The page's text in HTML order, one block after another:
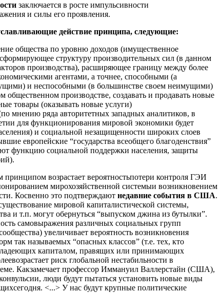
заключается в росте импульсивности
и силы его проявления.
действие принципа, следующие:
общества по уровню доходов (имущественное
структуру производительных сил (в данном
производства), расширяющее границу между более
агентами, а точнее, способными (а
и неспособными (в большинстве своем неимущими)
общественном производстве, создавать и продавать новые
товары (оказывать новые услуги)
мнению ряда авторитетных западных аналитиков, в
для функционирования мировой экономики будет
и социальной незащищенности широких слоев
европейские “государства всеобщего благоденствия”
функцию социальной поддержки населения, защиты
принципом возрастает вероятностьпотери контроля ГЭИ
мирохозяйственной системыи возникновением
Косвенно это подтверждают недавние события в США.
мировой капиталистической системы,
и т.п. могут обернуться “выпуском джина из бутылки”.
самовыражения различных социальных групп
увеличивает вероятность возникновения
так называемых “опасных классов” (т.е. тех, кто
капиталом, правящих или принимающих
риск глобальной нестабильности в
Какзамечает профессор Иммануил Валлерстайн (США),
люди будут пытаться установить новые виды
<...> У нас будут крупные политические